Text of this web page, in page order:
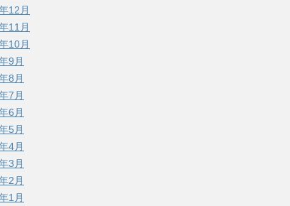
12月
11月
10月
9月
8月
7月
6月
5月
4月
3月
2月
1月